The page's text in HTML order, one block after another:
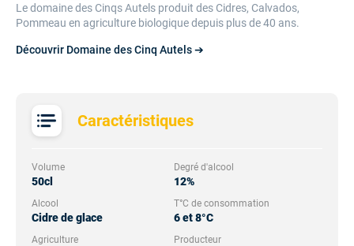
Caractéristiques
Volume
50cl
Degré d'alcool
12%
Alcool
Cidre de glace
T°C de consommation
6 et 8°C
Agriculture Producteur
Le domaine des Cinqs Autels produit des Cidres, Calvados,
Pommeau en agriculture biologique depuis plus de 40 ans.
Découvrir Domaine des Cinq Autels ➔